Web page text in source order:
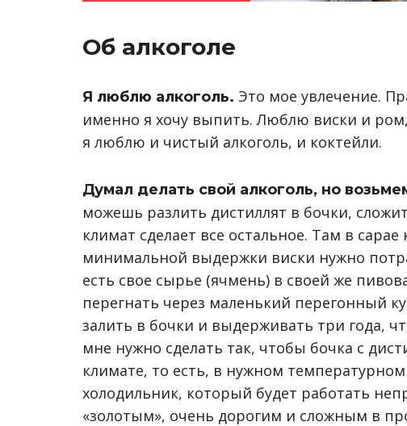
Об алкоголе
Я люблю алкоголь. Это мое увлечение.
именно я хочу выпить. Люблю виски и
я люблю и чистый алкоголь, и коктейли.
Думал делать свой алкоголь, но
можешь разлить дистиллят в бочки,
климат сделает все остальное. Там в
минимальной выдержки виски нужно
есть свое сырье (ячмень) в своей же
перегнать через маленький перегонный
залить в бочки и выдерживать три года,
мне нужно сделать так, чтобы бочка с
климате, то есть, в нужном
холодильник, который будет работать
«золотым», очень дорогим и сложным в